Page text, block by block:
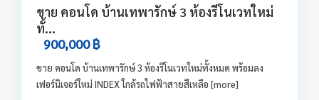
ขาย คอนโด บ้านเทพารักษ์ 3 ห้องรีโนเวทใหม่
ทั้...
900,000 ฿
ขาย คอนโด บ้านเทพารักษ์ 3 ห้องรีโนเวทใหม่ทั้งหมด พร้อมลง
เฟอร์นิเจอร์ใหม่ INDEX ใกล้รถไฟฟ้าสายสีเหลือ [more]